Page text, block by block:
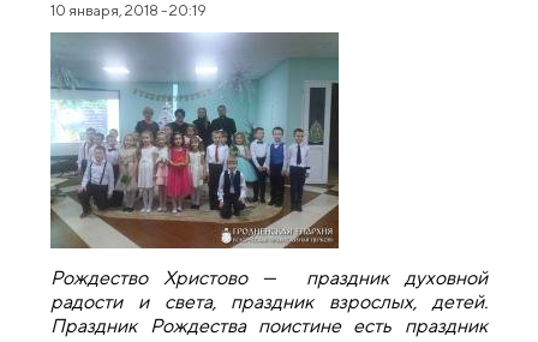
10 января, 2018 - 20:19
Рождество Христово — праздник духовной
радости и света, праздник взрослых, детей.
Праздник Рождества поистине есть праздник